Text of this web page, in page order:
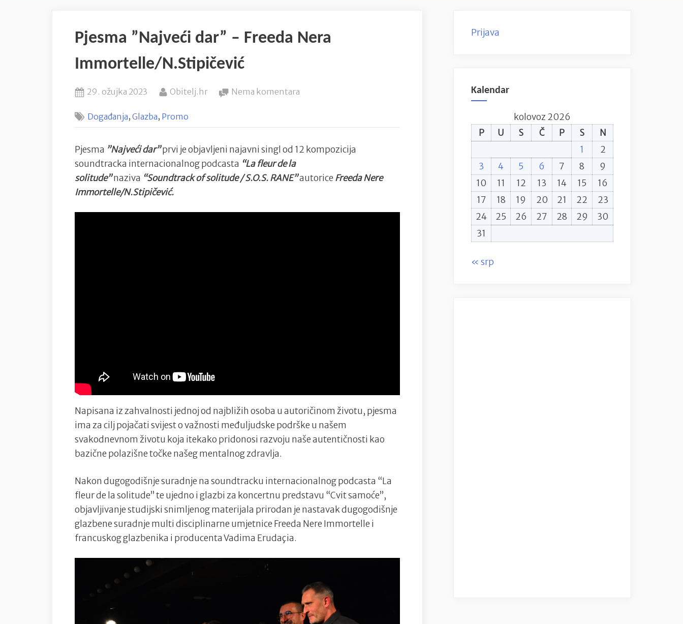
Pjesma ”Najveći dar” – Freeda Nera
Immortelle/N.Stipičević
Posted
29. ožujka 2023 By
Obitelj.hr Nema komentara
–
Nera
Događanja,Glazba, Promo
Pjesma ”Najveći dar”prvi je objavljeni najavni singl od 12 kompozicija
soundtracka internacionalnog podcasta “La fleur de la
solitude”naziva “Soundtrack of solitude / S.O.S. RANE”autorice Freeda Nere
Immortelle/N.Stipičević.
Napisana iz zahvalnosti jednoj od najbližih osoba u autoričinom životu, pjesma
ima za cilj pojačati svijest o važnosti međuljudske podrške u našem
svakodnevnom životu koja itekako pridonosi razvoju naše autentičnosti kao
bazične polazišne točke našeg mentalnog zdravlja.
Nakon dugogodišnje suradnje na soundtracku internacionalnog podcasta “La
fleur de la solitude” te ujedno i glazbi za koncertnu predstavu “Cvit samoće”,
objavljivanje studijski snimljenog materijala prirodan je nastavak dugogodišnje
glazbene suradnje multi disciplinarne umjetnice Freeda Nere Immortelle i
francuskog glazbenika i producenta Vadima Erudaçia.
Prijava
Kalendar
kolovoz 2026
P
U S Č P S
N
1
2
3
4 5 6 7 8
9
10
11 12 13 14 15
16
17
18 19 20 21 22
23
24
25 26 27 28 29
30
31
« srp